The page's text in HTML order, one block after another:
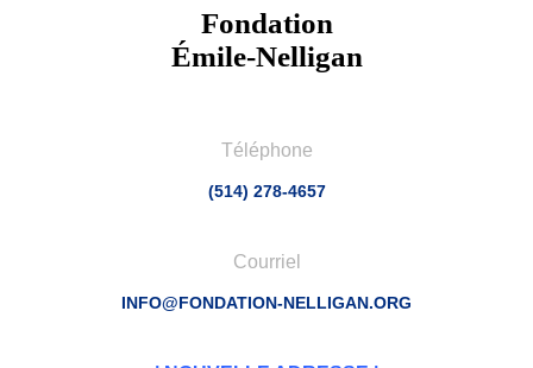
Fondation
Émile-Nelligan
Téléphone
(514) 278-4657
Courriel
INFO@FONDATION-NELLIGAN.ORG